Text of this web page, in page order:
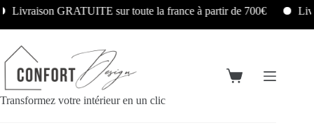
GRATUITE sur toute la france à partir de 700€ Livraison et
Transformez votre intérieur en un clic